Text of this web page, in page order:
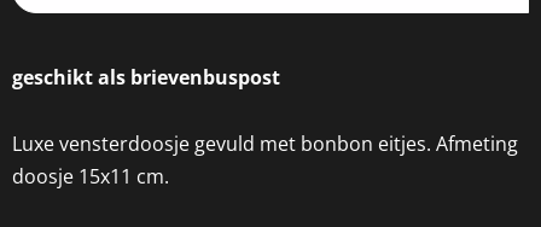
geschikt als brievenbuspost
Luxe vensterdoosje gevuld met bonbon eitjes. Afmeting
doosje 15x11 cm.